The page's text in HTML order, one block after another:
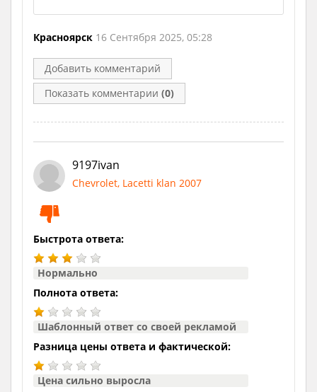
Красноярск 16 Сентября 2025, 05:28
Добавить комментарий
Показать комментарии (0)
9197ivan
Chevrolet, Lacetti klan 2007
Быстрота ответа:
Нормально
Полнота ответа:
Шаблонный ответ со своей рекламой
Разница цены ответа и фактической:
Цена сильно выросла